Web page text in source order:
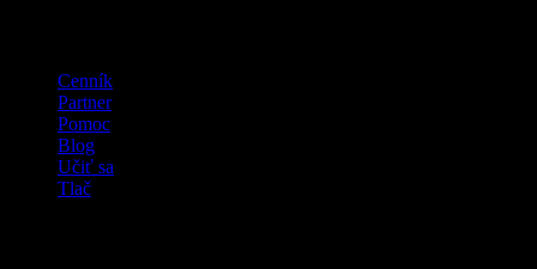
Cenník
Partner
Pomoc
Blog
Učiť sa
Tlač